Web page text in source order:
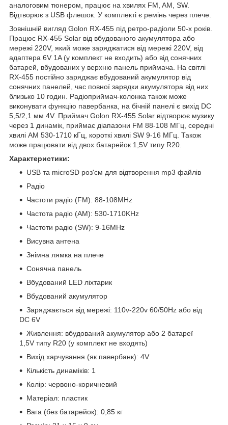
аналоговим тюнером, працює на хвилях FM, AM, SW.
Відтворює з USB флешок. У комплекті є ремінь через плече.
Зовнішній вигляд Golon RX-455 під ретро-радіоли 50-х років.
Працює RX-455 Solar від вбудованого акумулятора або
мережі 220V, який може заряджатися від мережі 220V, від
адаптера 6V 1A (у комплект не входить) або від сонячних
батарей, вбудованих у верхню панель приймача. На світлі
RX-455 постійно заряджає вбудований акумулятор від
сонячних панелей, час повної зарядки акумулятора від них
близько 10 годин. Радіоприймач-колонка також може
виконувати функцію павербанка, на бічній панелі є вихід DC
5,5/2,1 мм 4V. Приймач Golon RX-455 Solar відтворює музику
через 1 динамік, приймає діапазони FM 88-108 МГц, середні
хвилі AM 530-1710 кГц, короткі хвилі SW 9-16 МГц. Також
може працювати від двох батарейок 1,5V типу R20.
Характеристики:
USB та microSD роз'єм для відтворення mp3 файлів
Радіо
Частоти радіо (FM): 88-108MHz
Частота радіо (AM): 530-1710KHz
Частоти радіо (SW): 9-16MHz
Висувна антена
Знімна лямка на плече
Сонячна панель
Вбудований LED ліхтарик
Вбудований акумулятор
Заряджається від мережі: 110v-220v 60/50Hz або від
DC 6V
Живлення: вбудований акумулятор або 2 батареї
1,5V типу R20 (у комплект не входять)
Вихід харчування (як павербанк): 4V
Кількість динаміків: 1
Колір: червоно-коричневий
Матеріал: пластик
Вага (без батарейок): 0,85 кг